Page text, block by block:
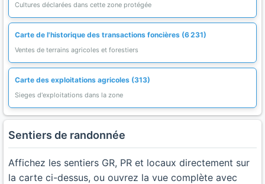
Cultures déclarées dans cette zone protégée
Carte de l'historique des transactions foncières (6 231)
Ventes de terrains agricoles et forestiers
Carte des exploitations agricoles (313)
Sieges d'exploitations dans la zone
Sentiers de randonnée
Affichez les sentiers GR, PR et locaux directement sur
la carte ci-dessus, ou ouvrez la vue complète avec